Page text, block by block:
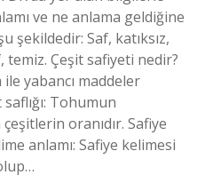
ve ne anlama geldiğine
şekildedir: Saf, katıksız,
temiz. Çeşit safiyeti nedir?
yabancı maddeler
Tohumun
oranıdır. Safiye
anlamı: Safiye kelimesi